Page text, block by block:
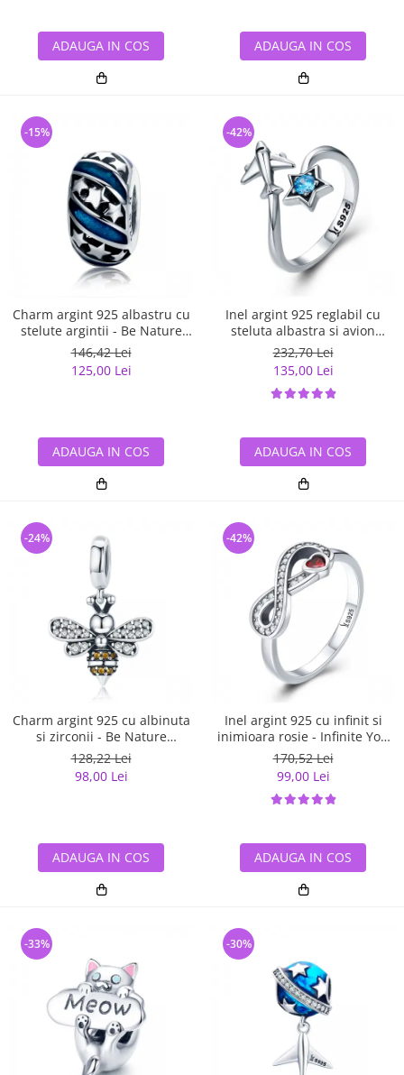
ADAUGA IN COS ADAUGA IN COS
Charm argint 925 albastru cu
stelute argintii - Be Nature
PST0123
146,42 Lei
125,00 Lei
-15%
ADAUGA IN COS
Inel argint 925 reglabil cu
steluta albastra si avion
argintiu - Be Nature IST0047
232,70 Lei
135,00 Lei
-42%
ADAUGA IN COS
Charm argint 925 cu albinuta
si zirconii - Be Nature
PST0143
128,22 Lei
98,00 Lei
-24%
ADAUGA IN COS
Inel argint 925 cu infinit si
inimioara rosie - Infinite You
IST0062
170,52 Lei
99,00 Lei
-42%
ADAUGA IN COS
-33% -30%